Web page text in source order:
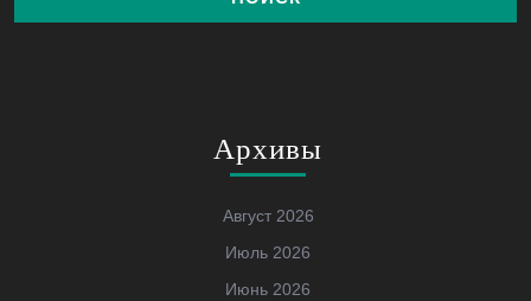
Архивы
Август 2026
Июль 2026
Июнь 2026